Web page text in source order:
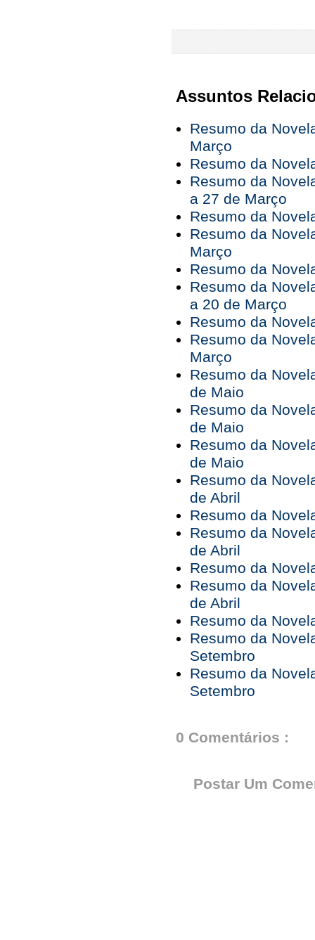
Assuntos
Resumo da
Março
Resumo da
Resumo da
a 27 de Março
Resumo da
Resumo da
Março
Resumo da
Resumo da
a 20 de Março
Resumo da
Resumo da
Março
Resumo da
de Maio
Resumo da
de Maio
Resumo da
de Maio
Resumo da
de Abril
Resumo da
Resumo da
de Abril
Resumo da
Resumo da
de Abril
Resumo da
Resumo da
Setembro
Resumo da
Setembro
0 Comentários :
Postar Um